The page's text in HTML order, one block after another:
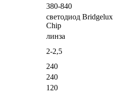
380-840
светодиод Bridgelux
Chip
линза
2-2,5
240
240
120